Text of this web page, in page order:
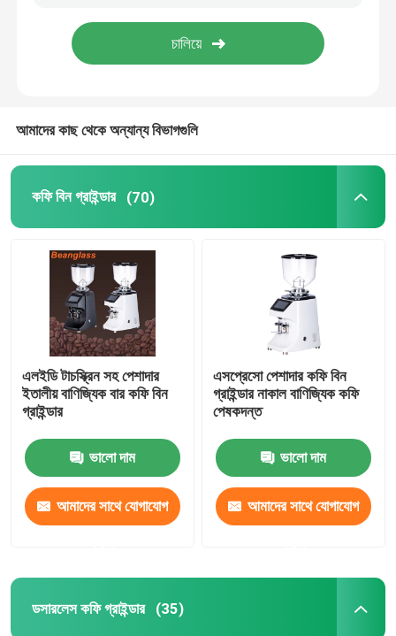
আমাদের কাছ থেকে অন্যান্য বিভাগগুলি
কফি বিন গ্রাইন্ডার (70)
এলইডি টাচস্ক্রিন সহ পেশাদার
ইতালীয় বাণিজ্যিক বার কফি বিন
গ্রাইন্ডার
ভালো দাম
আমাদের সাথে যোগাযোগ
এসপ্রেসো পেশাদার কফি বিন
গ্রাইন্ডার নাকাল বাণিজ্যিক কফি
পেষকদন্ত
ভালো দাম
আমাদের সাথে যোগাযোগ
ডসারলেস কফি গ্রাইন্ডার (35)